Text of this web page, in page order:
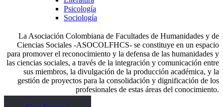
Psicología
Sociología
La Asociación Colombiana de Facultades de Humanidades y de
Ciencias Sociales -ASOCOLFHCS- se constituye en un espacio
para promover el reconocimiento y la defensa de las humanidades y
las ciencias sociales, a través de la integración y comunicación entre
sus miembros, la divulgación de la producción académica, y la
gestión de proyectos para la consolidación y dignificación de los
profesionales de estas áreas del conocimiento.